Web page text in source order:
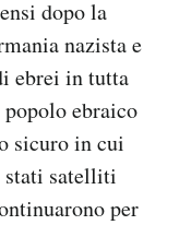
dopo la
nazista e
ebrei in tutta
ebraico
sicuro in cui
stati satelliti
per